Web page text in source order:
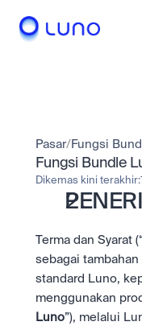
Pilihan luas aset
Aset
Kripto dan
Hantar dan
Bundle
Pelbagaikan
Pelaburan
Profesional
Exchange
Kecairan
Prediction
Ambil posisi
Bayar
Hantar dan
Fungsi Stake
Belajar &
Pasar/ Fungsi
Fungsi Bundle
Dikemas kini terakhir:
Terma dan Syarat
sebagai tambahan
standard Luno,
menggunakan
Luno”), melalui